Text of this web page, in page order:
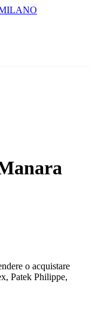
o acquistare
Patek Philippe,